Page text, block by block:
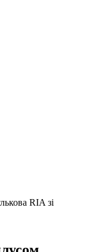
RIA зі